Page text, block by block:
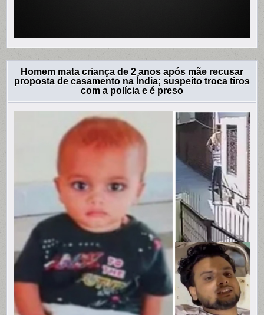
Homem mata criança de 2 anos após mãe recusar
proposta de casamento na Índia; suspeito troca tiros
com a polícia e é preso